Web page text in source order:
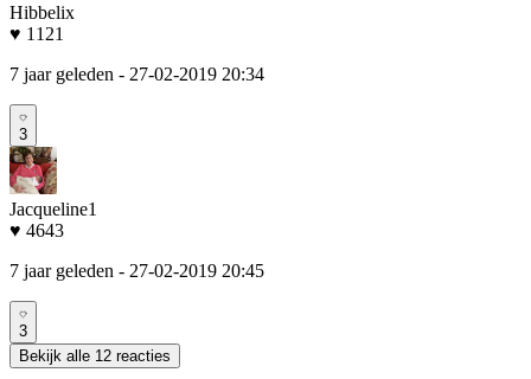
Hibbelix
♥ 1121
7 jaar geleden - 27-02-2019 20:34
3
Jacqueline1
♥ 4643
7 jaar geleden - 27-02-2019 20:45
3
Bekijk alle 12 reacties